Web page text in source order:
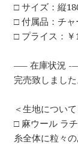
□ サイズ：縦
□ 付属品：チ
□ プライス：￥
—– 在庫状況 -
完売致しました
＜生地について
□ 麻ウール ラ
糸全体に粒々